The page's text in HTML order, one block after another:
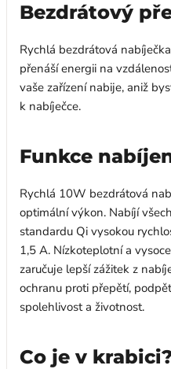
Bezdrátový
Rychlá bezdrátová
přenáší energii na
vaše zařízení nabije, aniž
k nabíječce.
Funkce
Rychlá 10W bezdrátová
optimální výkon. Nabíjí
standardu Qi vysokou
1,5 A. Nízkoteplotní a
zaručuje lepší zážitek z
ochranu proti přepětí,
spolehlivost a životnost.
Co je v